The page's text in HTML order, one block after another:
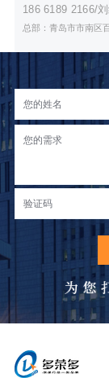
186 6189 2166/
总部：青岛市市南区